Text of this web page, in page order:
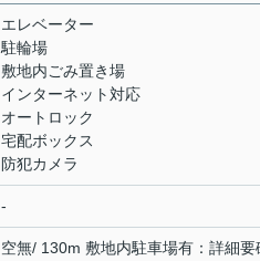
エレベーター
駐輪場
敷地内ごみ置き場
インターネット対応
オートロック
宅配ボックス
防犯カメラ
-
空無/ 130m 敷地内駐車場有：詳細要